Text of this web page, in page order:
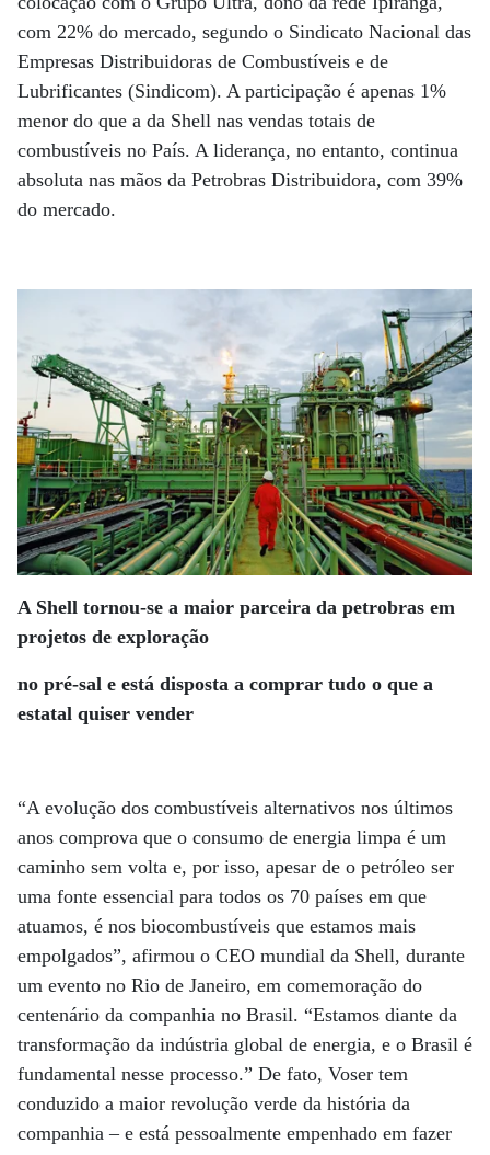
com 22% do mercado, segundo o Sindicato Nacional das
Empresas Distribuidoras de Combustíveis e de
Lubrificantes (Sindicom). A participação é apenas 1%
menor do que a da Shell nas vendas totais de
combustíveis no País. A liderança, no entanto, continua
absoluta nas mãos da Petrobras Distribuidora, com 39%
do mercado.
A Shell tornou-se a maior parceira da petrobras em
projetos de exploração
no pré-sal e está disposta a comprar tudo o que a
estatal quiser vender
“A evolução dos combustíveis alternativos nos últimos
anos comprova que o consumo de energia limpa é um
caminho sem volta e, por isso, apesar de o petróleo ser
uma fonte essencial para todos os 70 países em que
atuamos, é nos biocombustíveis que estamos mais
empolgados”, afirmou o CEO mundial da Shell, durante
um evento no Rio de Janeiro, em comemoração do
centenário da companhia no Brasil. “Estamos diante da
transformação da indústria global de energia, e o Brasil é
fundamental nesse processo.” De fato, Voser tem
conduzido a maior revolução verde da história da
companhia – e está pessoalmente empenhado em fazer